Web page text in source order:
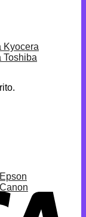
Kyocera
Toshiba